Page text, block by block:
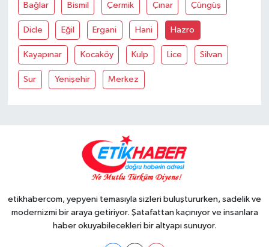
Bağlar Bismil Çermik Çınar Çüngüş
Dicle Eğil Ergani Hani Hazro
Kayapınar Kocaköy Kulp Lice Silvan
Sur Yenişehir Merkez
etikhabercom, yepyeni temasıyla sizleri buluştururken, sadelik ve
modernizmi bir araya getiriyor. Şatafattan kaçınıyor ve insanlara
haber okuyabilecekleri bir altyapı sunuyor.